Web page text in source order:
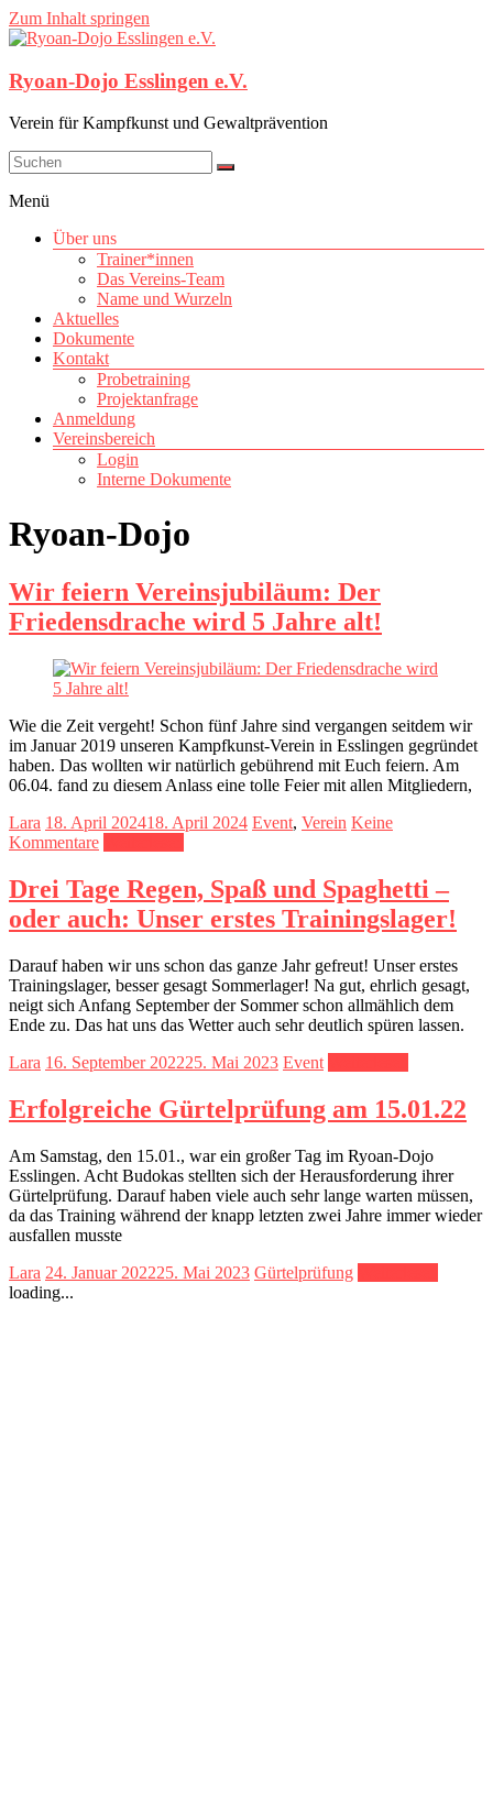
Zum Inhalt springen
Ryoan-Dojo Esslingen e.V.
Verein für Kampfkunst und Gewaltprävention
Menü
Über uns
Trainer*innen
Das Vereins-Team
Name und Wurzeln
Aktuelles
Dokumente
Kontakt
Probetraining
Projektanfrage
Anmeldung
Vereinsbereich
Login
Interne Dokumente
Ryoan-Dojo
Wir feiern Vereinsjubiläum: Der
Friedensdrache wird 5 Jahre alt!
Wie die Zeit vergeht! Schon fünf Jahre sind vergangen seitdem wir
im Januar 2019 unseren Kampfkunst-Verein in Esslingen gegründet
haben. Das wollten wir natürlich gebührend mit Euch feiern. Am
06.04. fand zu diesem Anlass eine tolle Feier mit allen Mitgliedern,
Lara 18. April 202418. April 2024 Event, Verein Keine
Kommentare
Drei Tage Regen, Spaß und Spaghetti –
oder auch: Unser erstes Trainingslager!
Darauf haben wir uns schon das ganze Jahr gefreut! Unser erstes
Trainingslager, besser gesagt Sommerlager! Na gut, ehrlich gesagt,
neigt sich Anfang September der Sommer schon allmählich dem
Ende zu. Das hat uns das Wetter auch sehr deutlich spüren lassen.
Lara 16. September 202225. Mai 2023 Event
Erfolgreiche Gürtelprüfung am 15.01.22
Am Samstag, den 15.01., war ein großer Tag im Ryoan-Dojo
Esslingen. Acht Budokas stellten sich der Herausforderung ihrer
Gürtelprüfung. Darauf haben viele auch sehr lange warten müssen,
da das Training während der knapp letzten zwei Jahre immer wieder
ausfallen musste
Lara 24. Januar 202225. Mai 2023 Gürtelprüfung
loading...